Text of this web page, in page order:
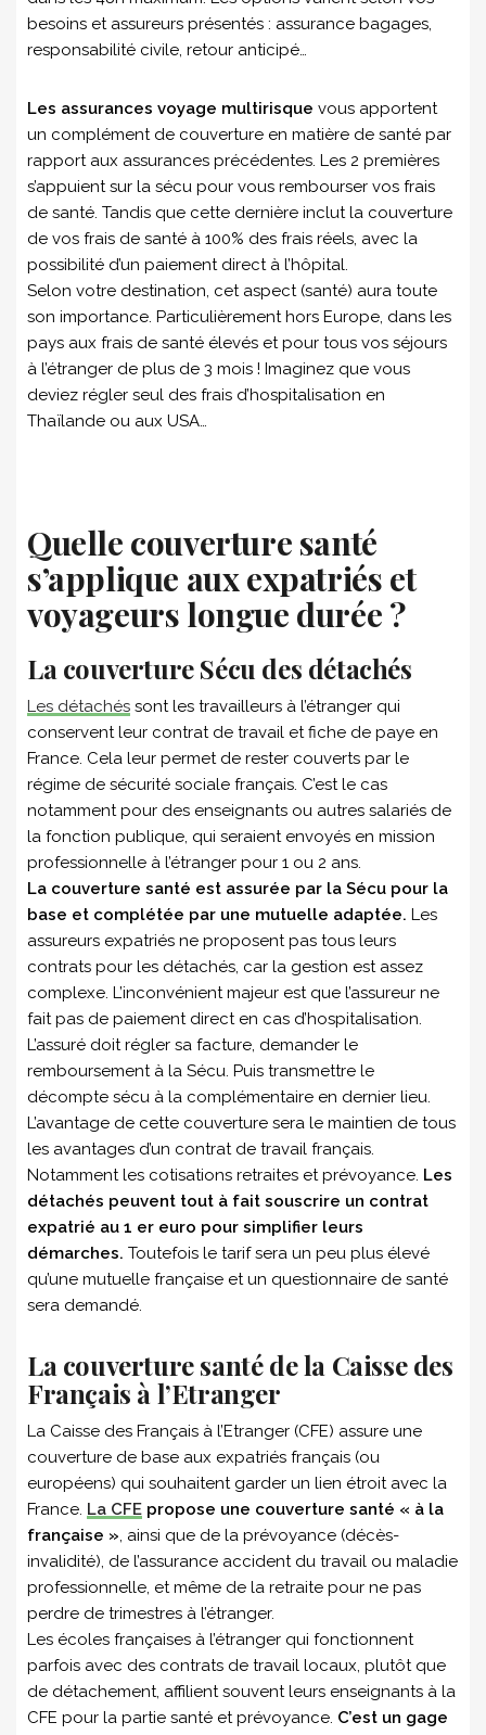
besoins et assureurs présentés : assurance bagages,
responsabilité civile, retour anticipé…
Les assurances voyage multirisque vous apportent
un complément de couverture en matière de santé par
rapport aux assurances précédentes. Les 2 premières
s’appuient sur la sécu pour vous rembourser vos frais
de santé. Tandis que cette dernière inclut la couverture
de vos frais de santé à 100% des frais réels, avec la
possibilité d’un paiement direct à l’hôpital.
Selon votre destination, cet aspect (santé) aura toute
son importance. Particulièrement hors Europe, dans les
pays aux frais de santé élevés et pour tous vos séjours
à l’étranger de plus de 3 mois ! Imaginez que vous
deviez régler seul des frais d’hospitalisation en
Thaïlande ou aux USA…
Quelle couverture santé
s’applique aux expatriés et
voyageurs longue durée ?
La couverture Sécu des détachés
Les détachés sont les travailleurs à l’étranger qui
conservent leur contrat de travail et fiche de paye en
France. Cela leur permet de rester couverts par le
régime de sécurité sociale français. C’est le cas
notamment pour des enseignants ou autres salariés de
la fonction publique, qui seraient envoyés en mission
professionnelle à l’étranger pour 1 ou 2 ans.
La couverture santé est assurée par la Sécu pour la
base et complétée par une mutuelle adaptée. Les
assureurs expatriés ne proposent pas tous leurs
contrats pour les détachés, car la gestion est assez
complexe. L’inconvénient majeur est que l’assureur ne
fait pas de paiement direct en cas d’hospitalisation.
L’assuré doit régler sa facture, demander le
remboursement à la Sécu. Puis transmettre le
décompte sécu à la complémentaire en dernier lieu.
L’avantage de cette couverture sera le maintien de tous
les avantages d’un contrat de travail français.
Notamment les cotisations retraites et prévoyance. Les
détachés peuvent tout à fait souscrire un contrat
expatrié au 1 er euro pour simplifier leurs
démarches. Toutefois le tarif sera un peu plus élevé
qu’une mutuelle française et un questionnaire de santé
sera demandé.
La couverture santé de la Caisse des
Français à l’Etranger
La Caisse des Français à l’Etranger (CFE) assure une
couverture de base aux expatriés français (ou
européens) qui souhaitent garder un lien étroit avec la
France. La CFE propose une couverture santé « à la
française » , ainsi que de la prévoyance (décès-
invalidité), de l’assurance accident du travail ou maladie
professionnelle, et même de la retraite pour ne pas
perdre de trimestres à l’étranger.
Les écoles françaises à l’étranger qui fonctionnent
parfois avec des contrats de travail locaux, plutôt que
de détachement, affilient souvent leurs enseignants à la
CFE pour la partie santé et prévoyance. C’est un gage